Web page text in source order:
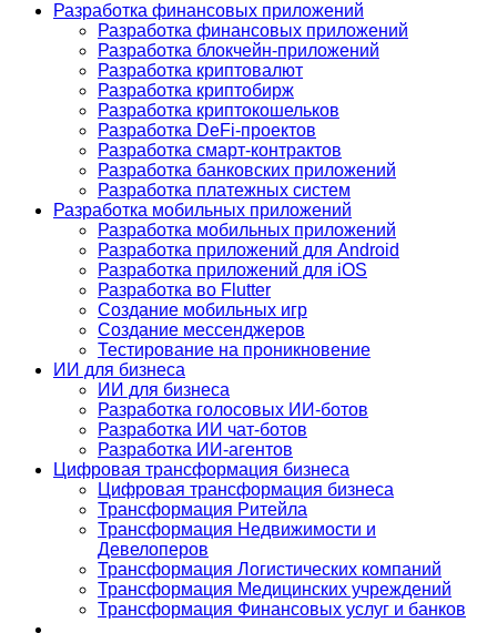
Разработка финансовых приложений
Разработка финансовых приложений
Разработка блокчейн-приложений
Разработка криптовалют
Разработка криптобирж
Разработка криптокошельков
Разработка DeFi-проектов
Разработка смарт-контрактов
Разработка банковских приложений
Разработка платежных систем
Разработка мобильных приложений
Разработка мобильных приложений
Разработка приложений для Android
Разработка приложений для iOS
Разработка во Flutter
Создание мобильных игр
Создание мессенджеров
Тестирование на проникновение
ИИ для бизнеса
ИИ для бизнеса
Разработка голосовых ИИ-ботов
Разработка ИИ чат-ботов
Разработка ИИ-агентов
Цифровая трансформация бизнеса
Цифровая трансформация бизнеса
Трансформация Ритейла
Трансформация Недвижимости и
Девелоперов
Трансформация Логистических компаний
Трансформация Медицинских учреждений
Трансформация Финансовых услуг и банков